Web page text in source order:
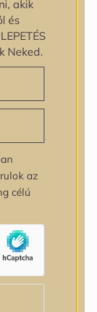
akik
és
Neked.
az
célú